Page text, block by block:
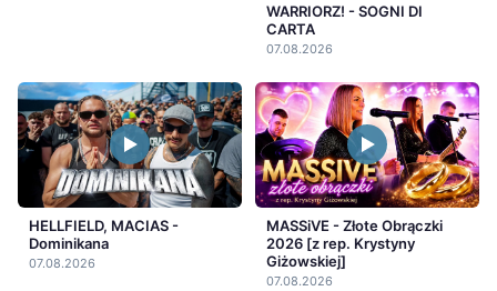
WARRIORZ! - SOGNI DI
CARTA
07.08.2026
HELLFIELD, MACIAS -
Dominikana
07.08.2026
MASSiVE - Złote Obrączki
2026 [z rep. Krystyny
Giżowskiej]
07.08.2026